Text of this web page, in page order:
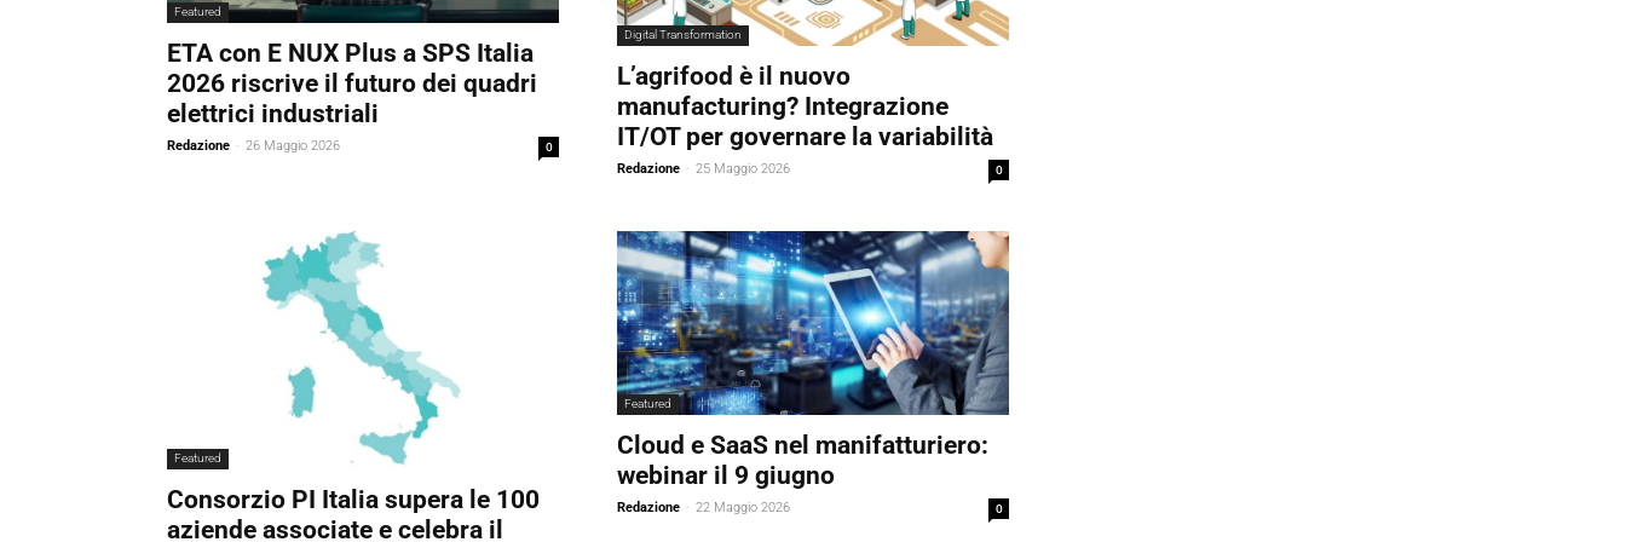
Featured
ETA con E NUX Plus a SPS Italia
2026 riscrive il futuro dei quadri
elettrici industriali
Redazione - 26 Maggio 2026 0
Digital Transformation
L’agrifood è il nuovo
manufacturing? Integrazione
IT/OT per governare la variabilità
Redazione - 25 Maggio 2026 0
Featured
Consorzio PI Italia supera le 100
aziende associate e celebra il
Featured
Cloud e SaaS nel manifatturiero:
webinar il 9 giugno
Redazione - 22 Maggio 2026 0